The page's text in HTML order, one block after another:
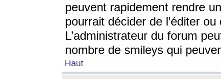
peuvent rapidement rendre
pourrait décider de l’éditer
L’administrateur du forum
nombre de smileys qui
Haut